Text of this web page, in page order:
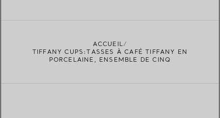
ACCUEIL
TIFFANY CUPS:TASSES À CAFÉ TIFFANY EN
PORCELAINE, ENSEMBLE DE CINQ